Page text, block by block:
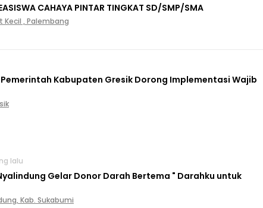
CAHAYA PINTAR TINGKAT SD/SMP/SMA
Kecil , Palembang
Kabupaten Gresik Dorong Implementasi Wajib
lalu
Gelar Donor Darah Bertema " Darahku untuk
Kab. Sukabumi